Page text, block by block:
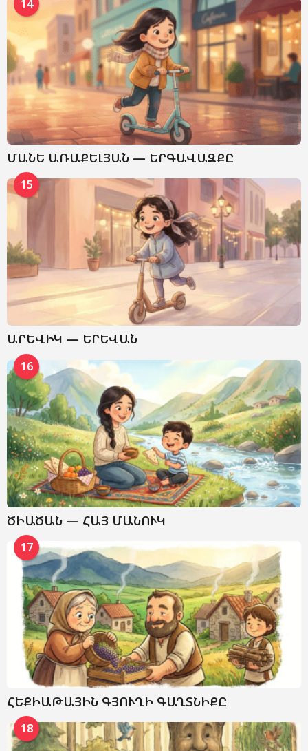
14
ՄԱՆԵ ԱՌԱՔԵԼՅԱՆ — ԵՐԳԱՎԱԶՔԸ
15
ԱՐԵՎԻԿ — ԵՐԵՎԱՆ
16
ԾԻԱԾԱՆ — ՀԱՅ ՄԱՆՈՒԿ
17
ՀԵՔԻԱԹԱՅԻՆ ԳՅՈՒՂԻ ԳԱՂՏՆԻՔԸ
18